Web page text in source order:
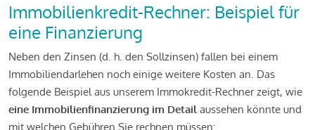
Immobilienkredit-Rechner: Beispiel für
eine Finanzierung
Neben den Zinsen (d. h. den Sollzinsen) fallen bei einem
Immobiliendarlehen noch einige weitere Kosten an. Das
folgende Beispiel aus unserem Immokredit-Rechner zeigt, wie
eine Immobilienfinanzierung im Detail aussehen könnte und
mit welchen Gebühren Sie rechnen müssen: